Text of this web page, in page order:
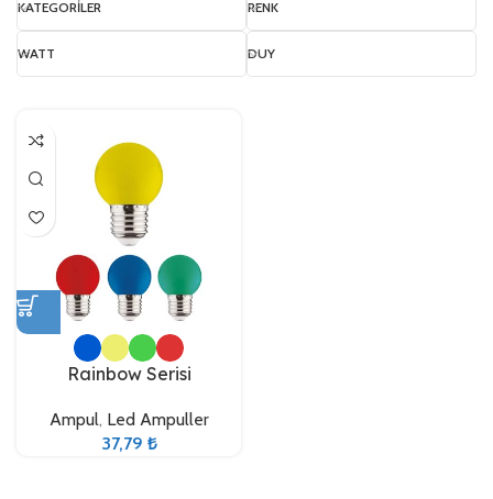
KATEGORILER RENK
WATT DUY
Rainbow Serisi
Ampul, Led Ampuller
37,79 ₺